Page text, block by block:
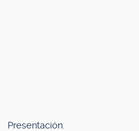
Presentación.